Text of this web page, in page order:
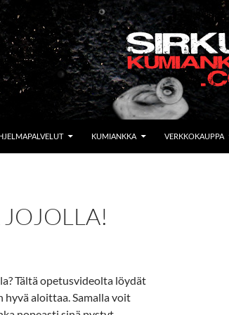
KUMIANKKA VERKKOKAUPPA
Tältä opetusvideolta löydät
hyvä aloittaa. Samalla voit